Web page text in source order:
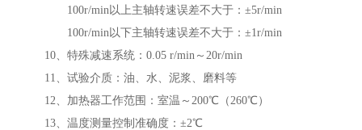
100r/min以上主轴转速误差不大于：±5r/min
100r/min以下主轴转速误差不大于：±1r/min
10、特殊减速系统：0.05 r/min～20r/min
11、试验介质：油、水、泥浆、磨料等
12、加热器工作范围：室温～200℃（260℃）
13、温度测量控制准确度：±2℃